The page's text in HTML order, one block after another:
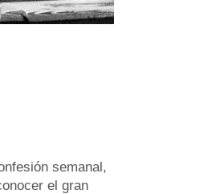
semanal,
el gran